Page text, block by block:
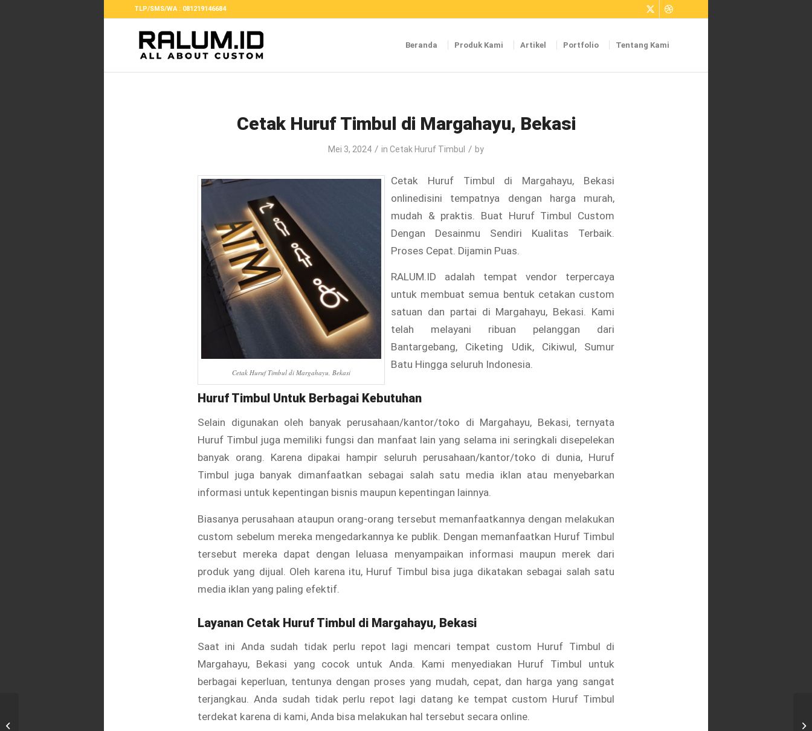
TLP/SMS/WA : 081219146684
Beranda Produk Kami Artikel Portfolio Tentang Kami
Cetak Huruf Timbul di Margahayu, Bekasi
Mei 3, 2024 / in Cetak Huruf Timbul / by
Cetak Huruf Timbul di Margahayu, Bekasi
Cetak Huruf Timbul di Margahayu, Bekasi
onlinedisini tempatnya dengan harga murah,
mudah & praktis. Buat Huruf Timbul Custom
Dengan Desainmu Sendiri Kualitas Terbaik.
Proses Cepat. Dijamin Puas.
RALUM.ID adalah tempat vendor terpercaya
untuk membuat semua bentuk cetakan custom
satuan dan partai di Margahayu, Bekasi. Kami
telah melayani ribuan pelanggan dari
Bantargebang, Ciketing Udik, Cikiwul, Sumur
Batu Hingga seluruh Indonesia.
Huruf Timbul Untuk Berbagai Kebutuhan
Selain digunakan oleh banyak perusahaan/kantor/toko di Margahayu, Bekasi, ternyata
Huruf Timbul juga memiliki fungsi dan manfaat lain yang selama ini seringkali disepelekan
banyak orang. Karena dipakai hampir seluruh perusahaan/kantor/toko di dunia, Huruf
Timbul juga banyak dimanfaatkan sebagai salah satu media iklan atau menyebarkan
informasi untuk kepentingan bisnis maupun kepentingan lainnya.
Biasanya perusahaan ataupun orang-orang tersebut memanfaatkannya dengan melakukan
custom sebelum mereka mengedarkannya ke publik. Dengan memanfaatkan Huruf Timbul
tersebut mereka dapat dengan leluasa menyampaikan informasi maupun merek dari
produk yang dijual. Oleh karena itu, Huruf Timbul bisa juga dikatakan sebagai salah satu
media iklan yang paling efektif.
Layanan Cetak Huruf Timbul di Margahayu, Bekasi
Saat ini Anda sudah tidak perlu repot lagi mencari tempat custom Huruf Timbul di
Margahayu, Bekasi yang cocok untuk Anda. Kami menyediakan Huruf Timbul untuk
berbagai keperluan, tentunya dengan proses yang mudah, cepat, dan harga yang sangat
terjangkau. Anda sudah tidak perlu repot lagi datang ke tempat custom Huruf Timbul
terdekat karena di kami, Anda bisa melakukan hal tersebut secara online.